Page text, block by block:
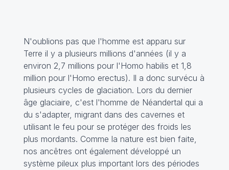
N'oublions pas que l'homme est apparu sur
Terre il y a plusieurs millions d'années (il y a
environ 2,7 millions pour l'Homo habilis et 1,8
million pour l'Homo erectus). Il a donc survécu à
plusieurs cycles de glaciation. Lors du dernier
âge glaciaire, c'est l'homme de Néandertal qui a
du s'adapter, migrant dans des cavernes et
utilisant le feu pour se protéger des froids les
plus mordants. Comme la nature est bien faite,
nos ancêtres ont également développé un
système pileux plus important lors des périodes